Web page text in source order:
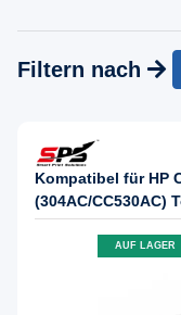
Filtern nach
Kompatibel für HP
(304AC/CC530AC)
AUF LAGER